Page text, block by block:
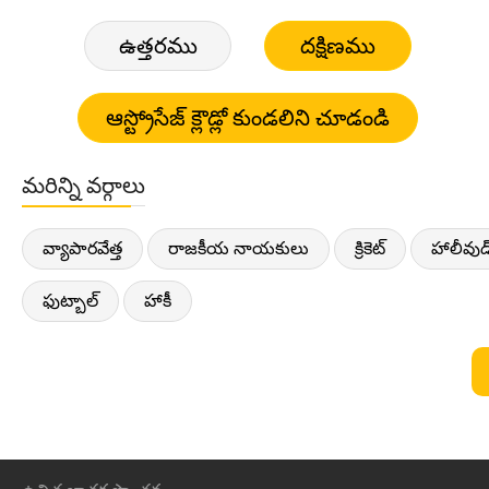
ఉత్తరము దక్షిణము
మరిన్ని వర్గాలు
వ్యాపారవేత్త రాజకీయ నాయకులు క్రికెట్
ఫుట్బాల్ హాకీ